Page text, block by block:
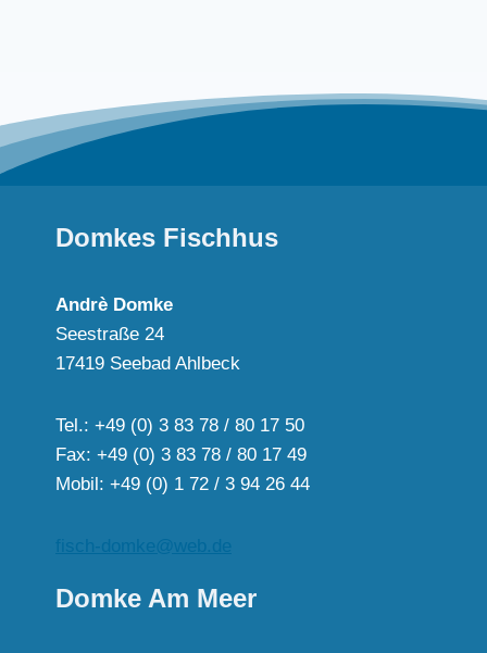
Domkes Fischhus
Andrè Domke
Seestraße 24
17419 Seebad Ahlbeck
Tel.: +49 (0) 3 83 78 / 80 17 50
Fax: +49 (0) 3 83 78 / 80 17 49
Mobil: +49 (0) 1 72 / 3 94 26 44
fisch-domke@web.de
Domke Am Meer